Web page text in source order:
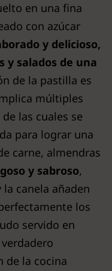
en una fina
con azúcar
y delicioso,
y salados de una
de la pastilla es
múltiples
las cuales se
para lograr una
carne, almendras
y sabroso,
canela añaden
los
servido en
de la cocina